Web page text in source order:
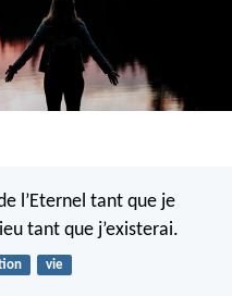
l’Eternel tant que je
tant que j’existerai.
vie